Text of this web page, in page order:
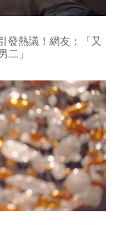
發熱議！網友：「又
二」